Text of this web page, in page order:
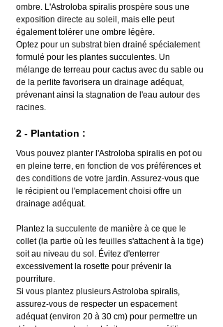
ombre. L'Astroloba spiralis prospère sous une
exposition directe au soleil, mais elle peut
également tolérer une ombre légère.
Optez pour un substrat bien drainé spécialement
formulé pour les plantes succulentes. Un
mélange de terreau pour cactus avec du sable ou
de la perlite favorisera un drainage adéquat,
prévenant ainsi la stagnation de l'eau autour des
racines.
2 - Plantation :
Vous pouvez planter l'Astroloba spiralis en pot ou
en pleine terre, en fonction de vos préférences et
des conditions de votre jardin. Assurez-vous que
le récipient ou l'emplacement choisi offre un
drainage adéquat.
Plantez la succulente de manière à ce que le
collet (la partie où les feuilles s'attachent à la tige)
soit au niveau du sol. Évitez d'enterrer
excessivement la rosette pour prévenir la
pourriture.
Si vous plantez plusieurs Astroloba spiralis,
assurez-vous de respecter un espacement
adéquat (environ 20 à 30 cm) pour permettre un